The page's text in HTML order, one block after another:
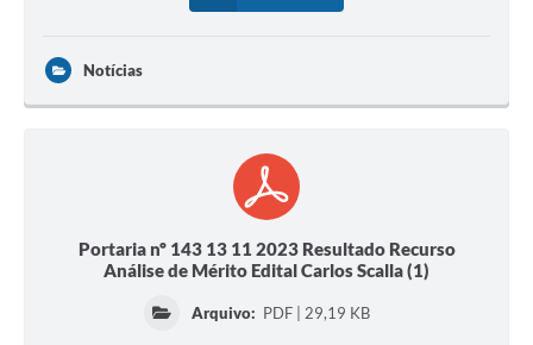
Notícias
Portaria nº 143 13 11 2023 Resultado Recurso
Análise de Mérito Edital Carlos Scalla (1)
Arquivo: PDF | 29,19 KB